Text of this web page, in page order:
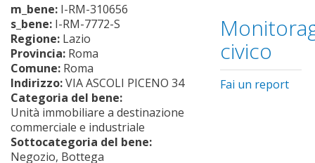
m_bene: I-RM-310656
s_bene: I-RM-7772-S
Regione: Lazio
Provincia: Roma
Comune: Roma
Indirizzo:VIA ASCOLI PICENO 34
Categoria del bene:
Unità immobiliare a destinazione
commerciale e industriale
Sottocategoria del bene:
Negozio, Bottega
civico
Fai un report